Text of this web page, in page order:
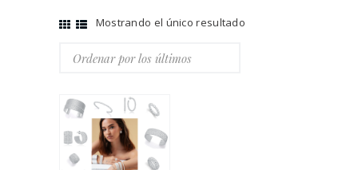
Mostrando el único resultado